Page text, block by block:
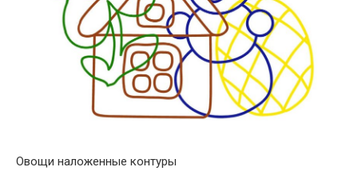
Овощи наложенные контуры